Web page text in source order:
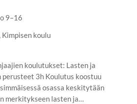
9–16
koulu
koulutukset: Lasten ja
3h Koulutus koostuu
osassa keskitytään
merkitykseen lasten ja…